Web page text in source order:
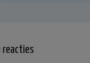
reacties